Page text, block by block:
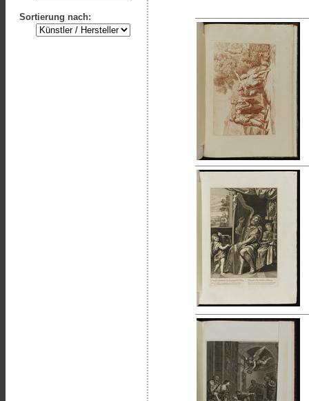
Sortierung nach: